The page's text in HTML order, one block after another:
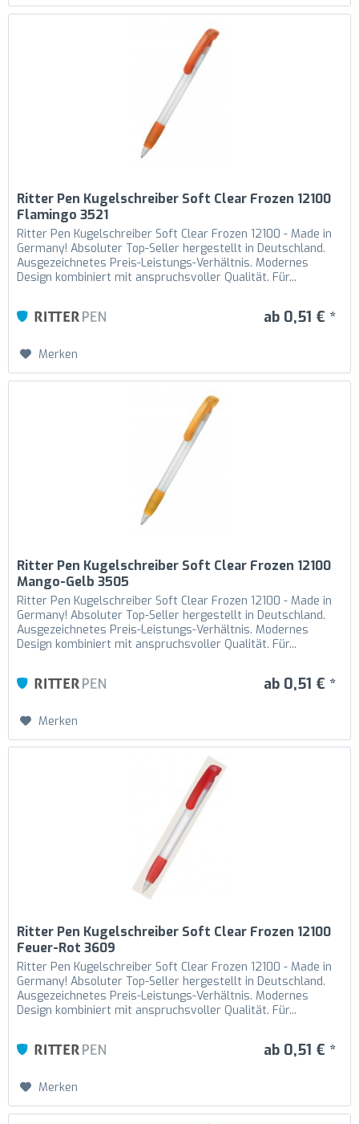
Ritter Pen Kugelschreiber Soft Clear Frozen 12100
Flamingo 3521
Ritter Pen Kugelschreiber Soft Clear Frozen 12100 - Made in
Germany! Absoluter Top-Seller hergestellt in Deutschland.
Ausgezeichnetes Preis-Leistungs-Verhältnis. Modernes
Design kombiniert mit anspruchsvoller Qualität. Für...
ab 0,51 € *
Merken
Ritter Pen Kugelschreiber Soft Clear Frozen 12100
Mango-Gelb 3505
Ritter Pen Kugelschreiber Soft Clear Frozen 12100 - Made in
Germany! Absoluter Top-Seller hergestellt in Deutschland.
Ausgezeichnetes Preis-Leistungs-Verhältnis. Modernes
Design kombiniert mit anspruchsvoller Qualität. Für...
ab 0,51 € *
Merken
Ritter Pen Kugelschreiber Soft Clear Frozen 12100
Feuer-Rot 3609
Ritter Pen Kugelschreiber Soft Clear Frozen 12100 - Made in
Germany! Absoluter Top-Seller hergestellt in Deutschland.
Ausgezeichnetes Preis-Leistungs-Verhältnis. Modernes
Design kombiniert mit anspruchsvoller Qualität. Für...
ab 0,51 € *
Merken